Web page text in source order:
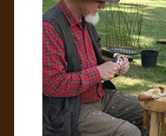
Digitalt
Stipendier
Gesäll-
Mina
Sök
Eng
För- och efternamn*
E-post*